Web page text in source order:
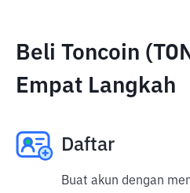
Beli Toncoin
Empat Langkah
Daftar
Buat akun dengan